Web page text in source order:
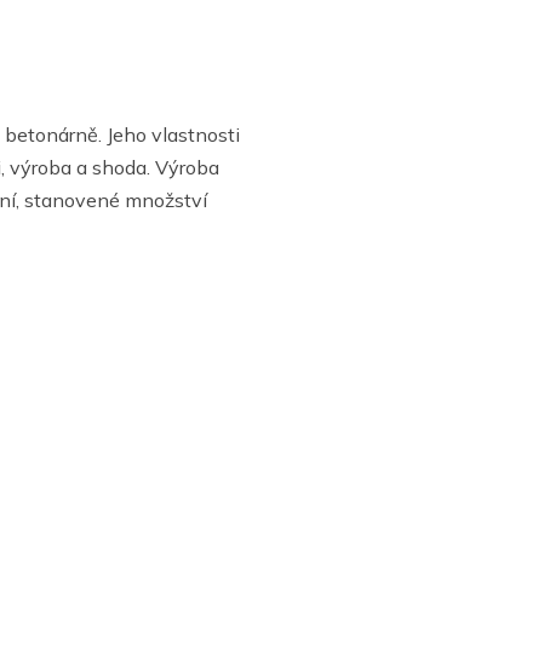
Jeho vlastnosti
výroba a shoda. Výroba
stanovené množství